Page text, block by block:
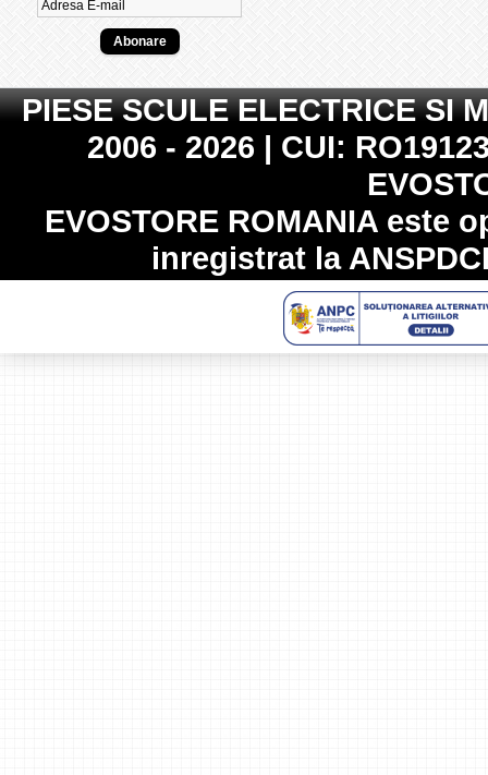
PIESE SCULE ELECTRICE SI
2006 - 2026 | CUI:
EVOSTORE ROMANIAeste
inregistrat la